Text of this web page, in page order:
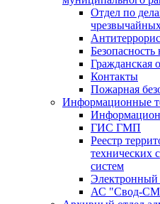
Отдел по
Гражданская
Контакты
Пожарная
Информационные
ГИС ГМП
Реестр
технических
систем
АС "Свод-